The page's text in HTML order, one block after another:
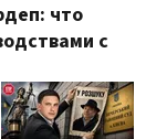
что
с